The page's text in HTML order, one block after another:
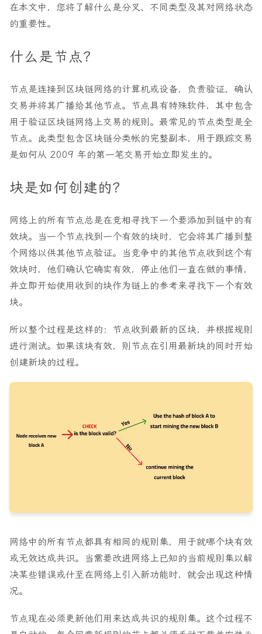
在本文中，您将了解什么是分叉、不同类型及其对网络状态
的重要性。
什么是节点？
节点是连接到区块链网络的计算机或设备，负责验证、确认
交易并将其广播给其他节点。节点具有特殊软件，其中包含
用于验证区块链网络上交易的规则。最常见的节点类型是全
节点。此类型包含区块链分类帐的完整副本，用于跟踪交易
是如何从 2009 年的第一笔交易开始立即发生的。
块是如何创建的？
网络上的所有节点总是在竞相寻找下一个要添加到链中的有
效块。当一个节点找到一个有效的块时，它会将其广播到整
个网络以供其他节点验证。当竞争中的其他节点收到这个有
效块时，他们确认它确实有效，停止他们一直在做的事情，
并立即开始使用收到的块作为链上的参考来寻找下一个有效
块。
所以整个过程是这样的：节点收到最新的区块，并根据规则
进行测试。如果该块有效，则节点在引用最新块的同时开始
创建新块的过程。
网络中的所有节点都具有相同的规则集，用于就哪个块有效
或无效达成共识。当需要改进网络上已知的当前规则集以解
决某些错误或什至在网络上引入新功能时，就会出现这种情
况。
节点现在必须更新他们用来达成共识的规则集。这个过程不